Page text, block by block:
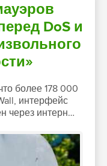
DoS и
более 178 000
интерфейс
через интерн…